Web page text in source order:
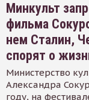
Минкульт
фильма
нем Сталин,
спорят о
Министерство
Александра
году, на